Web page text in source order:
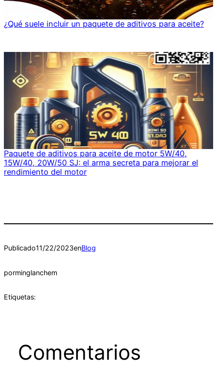
¿Qué suele incluir un paquete de aditivos para aceite?
Paquete de aditivos para aceite de motor 5W/40,
15W/40, 20W/50 SJ: el arma secreta para mejorar el
rendimiento del motor
Publicado11/22/2023enBlog
porminglanchem
Etiquetas:
Comentarios